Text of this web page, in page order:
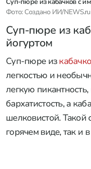
Фото: Создано ИИ/NEWS.ru
Суп-пюре из
йогуртом
Суп-пюре из
легкостью и
легкую
бархатистость, а
шелковистой. Такой
горячем виде, так и